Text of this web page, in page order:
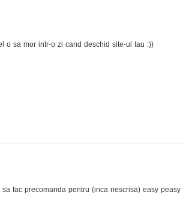
o sa mor intr-o zi cand deschid site-ul tau :))
fac precomanda pentru (inca nescrisa) easy peasy